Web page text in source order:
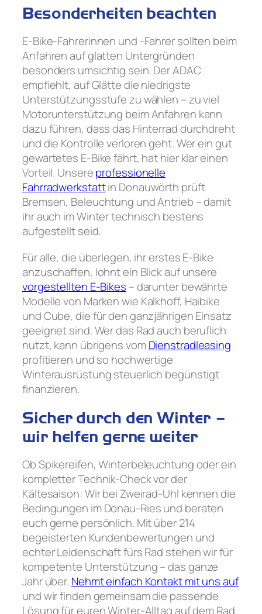
Besonderheiten beachten
E-Bike-Fahrerinnen und -Fahrer sollten beim
Anfahren auf glatten Untergründen
besonders umsichtig sein. Der ADAC
empfiehlt, auf Glätte die niedrigste
Unterstützungsstufe zu wählen – zu viel
Motorunterstützung beim Anfahren kann
dazu führen, dass das Hinterrad durchdreht
und die Kontrolle verloren geht. Wer ein gut
gewartetes E-Bike fährt, hat hier klar einen
Vorteil. Unsereprofessionelle
Fahrradwerkstattin Donauwörth prüft
Bremsen, Beleuchtung und Antrieb – damit
ihr auch im Winter technisch bestens
aufgestellt seid.
Für alle, die überlegen, ihr erstes E-Bike
anzuschaffen, lohnt ein Blick auf unsere
vorgestellten E-Bikes – darunter bewährte
Modelle von Marken wie Kalkhoff, Haibike
und Cube, die für den ganzjährigen Einsatz
geeignet sind. Wer das Rad auch beruflich
nutzt, kann übrigens vomDienstradleasing
profitieren und so hochwertige
Winterausrüstung steuerlich begünstigt
finanzieren.
Sicher durch den Winter –
wir helfen gerne weiter
Ob Spikereifen, Winterbeleuchtung oder ein
kompletter Technik-Check vor der
Kältesaison: Wir bei Zweirad-Uhl kennen die
Bedingungen im Donau-Ries und beraten
euch gerne persönlich. Mit über 214
begeisterten Kundenbewertungen und
echter Leidenschaft fürs Rad stehen wir für
kompetente Unterstützung – das ganze
Jahr über. Nehmt einfach Kontakt mit uns auf
und wir finden gemeinsam die passende
Lösung für euren Winter-Alltag auf dem Rad.